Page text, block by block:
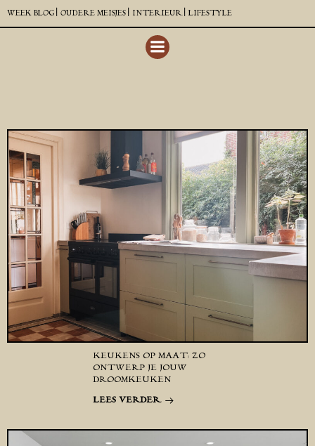
WEEK BLOG | OUDERE MEISJES | INTERIEUR | LIFESTYLE
KEUKENS OP MAAT: ZO
ONTWERP JE JOUW
DROOMKEUKEN
LEES VERDER